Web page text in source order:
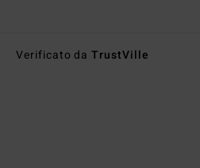
Verificato daTrustVille